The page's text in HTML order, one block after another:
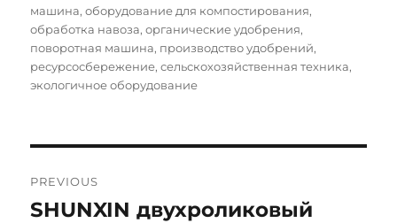
машина,оборудование для компостирования,
обработка навоза,органические удобрения,
поворотная машина, производство удобрений,
ресурсосбережение,сельскохозяйственная техника,
экологичное оборудование
navigation
PREVIOUS
Previous
SHUNXIN двухроликовый